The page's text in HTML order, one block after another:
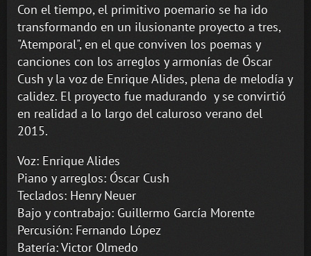
Con el tiempo, el primitivo poemario se ha ido
transformando en un ilusionante proyecto a tres,
"Atemporal", en el que conviven los poemas y
canciones con los arreglos y armonías de Óscar
Cush y la voz de Enrique Alides, plena de melodía y
calidez. El proyecto fue madurando y se convirtió
en realidad a lo largo del caluroso verano del
2015.
Voz: Enrique Alides
Piano y arreglos: Óscar Cush
Teclados: Henry Neuer
Bajo y contrabajo: Guillermo García Morente
Percusión: Fernando López
Batería: Victor Olmedo